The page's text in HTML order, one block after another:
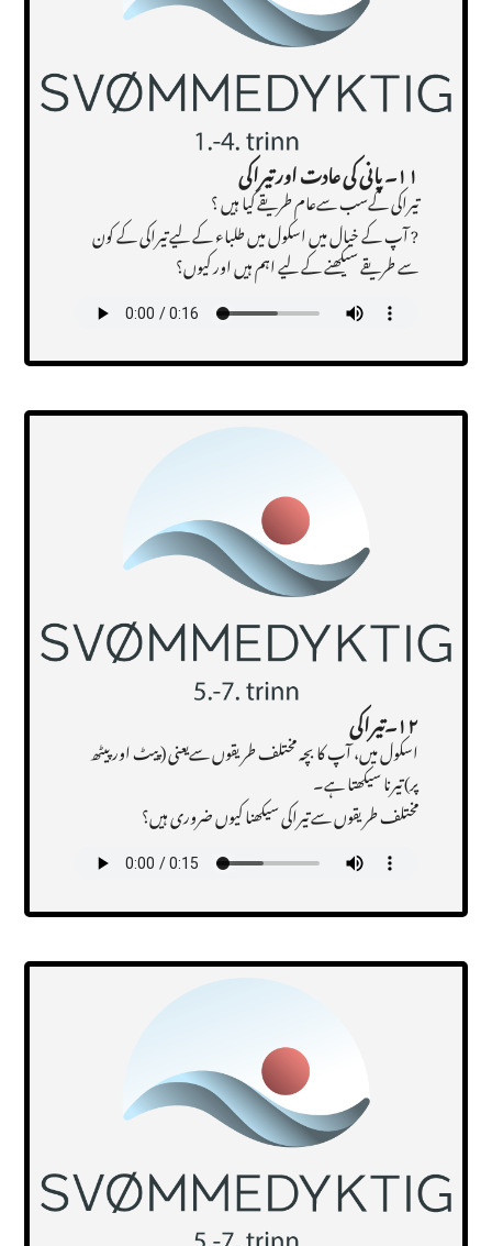
۱۱۔ پانی کی عادت اور تیراکی
تیراکی کےسب سےعام طریقے کیا ہیں ؟
? آپ کے خیال میں اسکول میں طلباء کے لیے تیراکی کے کون
سے طریقے سیکھنے کے لیے اہم ہیں اور کیوں؟
۱۲۔تیراکی
اسکول میں، آپ کا بچہ مختلف طریقوں سےیعنی ( پیٹ اور پیٹھ
پر) تیرنا سیکھتا ہے۔
مختلف طریقوں سے تیراکی سیکھنا کیوں ضروری ہیں؟